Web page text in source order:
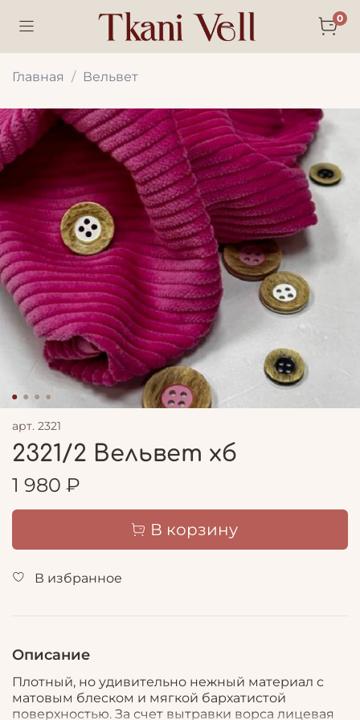
0
Главная Вельвет
арт. 2321
2321/2 Вельвет хб
1 980 ₽
В корзину
В избранное
Описание
Плотный, но удивительно нежный материал с
матовым блеском и мягкой бархатистой
поверхностью. За счет вытравки ворса лицевая